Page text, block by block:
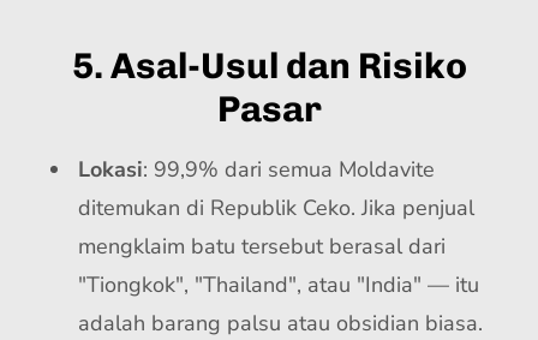
5. Asal-Usul dan Risiko
Pasar
Lokasi: 99,9% dari semua Moldavite
ditemukan di Republik Ceko. Jika penjual
mengklaim batu tersebut berasal dari
"Tiongkok", "Thailand", atau "India" — itu
adalah barang palsu atau obsidian biasa.